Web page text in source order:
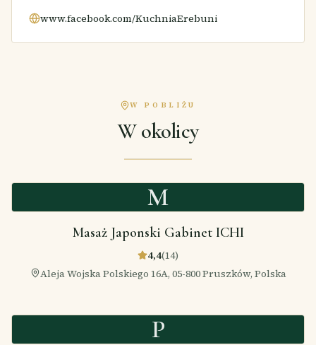
www.facebook.com/KuchniaErebuni
W POBLIŻU
W okolicy
M
Masaż Japonski Gabinet ICHI
4,4(14)
Aleja Wojska Polskiego 16A, 05-800 Pruszków, Polska
P